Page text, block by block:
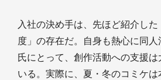
入社の決め手は、先ほど紹介した
度」の存在だ。自身も熱心に同
氏にとって、創作活動への支援
いる。実際に、夏・冬のコミケは